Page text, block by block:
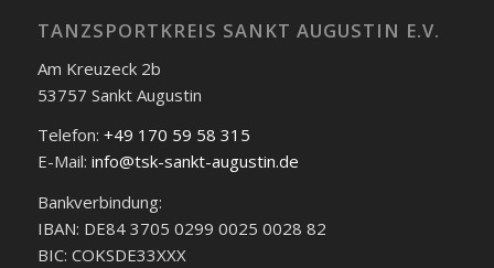
TANZSPORTKREIS SANKT AUGUSTIN E.V.
Am Kreuzeck 2b
53757 Sankt Augustin
Telefon: +49 170 59 58 315
E-Mail: info@tsk-sankt-augustin.de
Bankverbindung:
IBAN: DE84 3705 0299 0025 0028 82
BIC: COKSDE33XXX